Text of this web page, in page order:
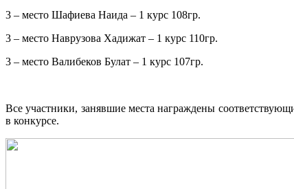
3 – место Шафиева Наида – 1 курс 108гр.
3 – место Наврузова Хадижат – 1 курс 110гр.
3 – место Валибеков Булат – 1 курс 107гр.
Все участники, занявшие места награждены
в конкурсе.